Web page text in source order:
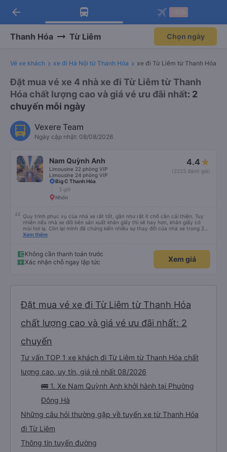
Tải app Vexere ngay!
Nhận ưu đãi thành viên độc
Mở app
Tải app Vexere
-30k/ghế khi đặt vé máy bay qua
Mở app
arrow_back
Thanh Hóa Từ Liêm Chọn ngày
Vé xe khách xe đi Hà Nội từ Thanh Hóa xe đi Từ Liêm từ Thanh Hóa
Đặt mua vé xe 4 nhà xe đi Từ Liêm từ Thanh
Hóa chất lượng cao và giá vé ưu đãi nhất: 2
chuyến mỗi ngày
Vexere Team
Ngày cập nhật: 08/08/2026
Nam Quỳnh Anh
Limousine 22 phòng VIP
Limousine 24 phòng VIP
4.4
(2223 đánh giá)
Big C Thanh Hóa
3 giờ
Nhổn
Quy trình phục vụ của nhà xe rất tốt, gần như rất ít chỗ cần cải thiện. Tuy
nhiên nếu nhà xe đổi bên sản xuất khăn giấy thì sẽ hay hơn, khăn giấy có
mùi hơi lạ. Còn lại mình đã chứng kiến nhiều sự thay đổi của nhà xe trong 2
tháng vừa rồi: tài xế và phụ xe ngày càng thân thiện, quy trình phục vụ rõ
Xem thêm
Không cần thanh toán trước
Xác nhận chỗ ngay lập tức
Xem giá
Đặt mua vé xe đi Từ Liêm từ Thanh Hóa
chất lượng cao và giá vé ưu đãi nhất: 2
chuyến
Tư vấn TOP 1 xe khách đi Từ Liêm từ Thanh Hóa chất
lượng cao, uy tín, giá rẻ nhất 08/2026
🚌 1. Xe Nam Quỳnh Anh khởi hành tại Phường
Đông Hà
Những câu hỏi thường gặp về tuyến xe từ Thanh Hóa
đi Từ Liêm
Thông tin tuyến đường